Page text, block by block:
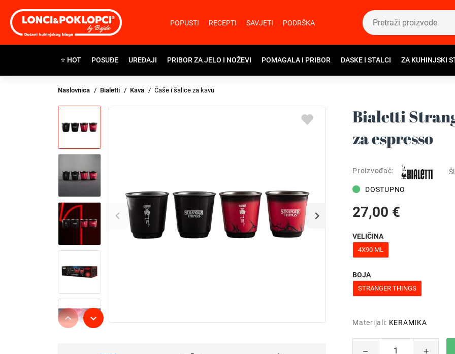
POPUSTI RECEPTI SAVJETI PODRŠKA
⭐ HOT POSUĐE UREĐAJI PRIBOR ZA JELO I NOŽEVI POMAGALA I PRIBOR DASKE I STALCI ZA KUHINJSKI
Naslovnica Bialetti Kava Čaše i šalice za kavu
Bialetti
za espresso
Proizvođač:
DOSTUPNO
27,00 €
VELIČINA
4X90 ML
BOJA
STRANGER THINGS
Materijali: KERAMIKA